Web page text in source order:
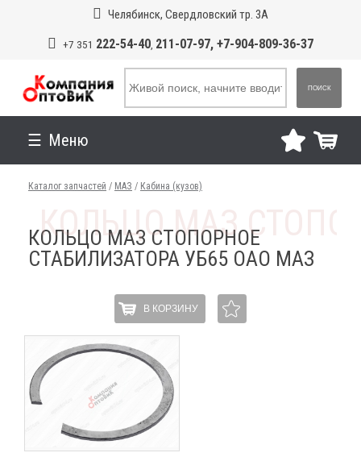
Челябинск, Свердловский тр. 3А
+7 351 222-54-40, 211-07-97, +7-904-809-36-37
ПОИСК
Меню
Каталог запчастей / МАЗ / Кабина (кузов)
КОЛЬЦО МАЗ СТОПОРНОЕ
СТАБИЛИЗАТОРА УБ65 ОАО МАЗ
В КОРЗИНУ